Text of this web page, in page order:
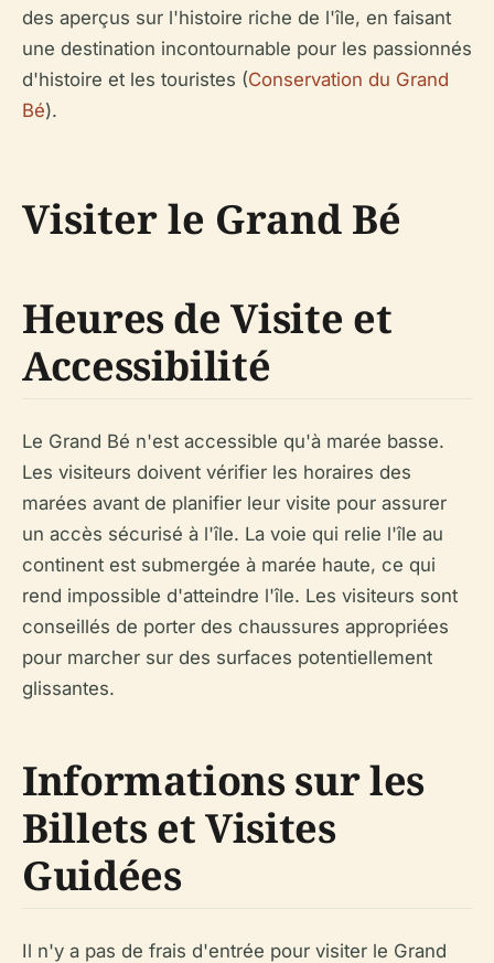
des aperçus sur l'histoire riche de l'île, en faisant
une destination incontournable pour les passionnés
d'histoire et les touristes (Conservation du Grand
Bé).
Visiter le Grand Bé
Heures de Visite et
Accessibilité
Le Grand Bé n'est accessible qu'à marée basse.
Les visiteurs doivent vérifier les horaires des
marées avant de planifier leur visite pour assurer
un accès sécurisé à l'île. La voie qui relie l'île au
continent est submergée à marée haute, ce qui
rend impossible d'atteindre l'île. Les visiteurs sont
conseillés de porter des chaussures appropriées
pour marcher sur des surfaces potentiellement
glissantes.
Informations sur les
Billets et Visites
Guidées
Il n'y a pas de frais d'entrée pour visiter le Grand